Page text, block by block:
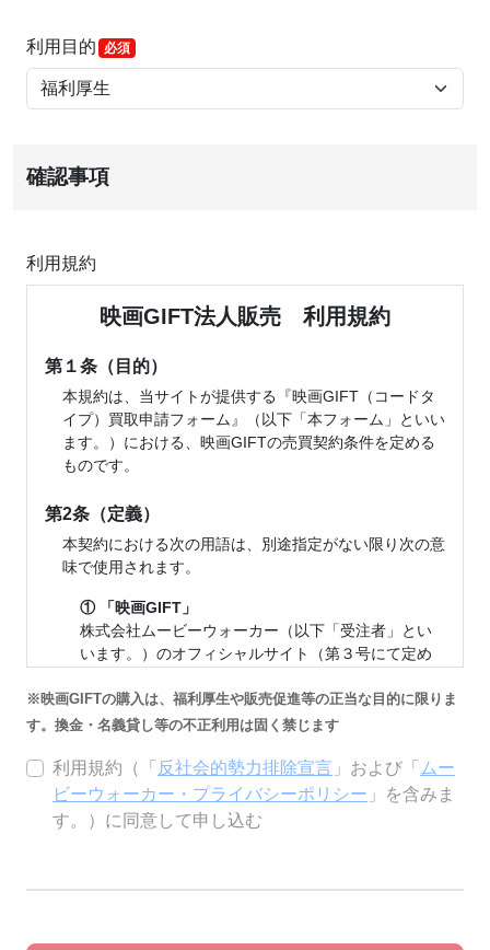
利用目的
確認事項
利用規約
映画GIFT法人販売 利用規約
第１条（目的）
本規約は、当サイトが提供する『映画GIFT（コードタ
イプ）買取申請フォーム』（以下「本フォーム」といい
ます。）における、映画GIFTの売買契約条件を定める
ものです。
第2条（定義）
本契約における次の用語は、別途指定がない限り次の意
味で使用されます。
① 「映画GIFT」
株式会社ムービーウォーカー（以下「受注者」とい
います。）のオフィシャルサイト（第３号にて定め
にて定めます。）を購入するための決済手段として
通用する16桁の映画GIFTコード及び4桁のPINコード
GIFTには、映画GIFTコードとPINコードが電子デー
タで届くプリペイドコードタイプ（以下「映画
GIFT（コード）」といいます。）と、カードの裏面
映画GIFTの購入は、福利厚生や販売促進等の正当な目的に限りま
す。換金・名義貸し等の不正利用は固く禁じます
利用規約（「 反社会的勢力排除宣言 」および「 ムー
ビーウォーカー・プライバシーポリシー 」を含みま
す。）に同意して申し込む